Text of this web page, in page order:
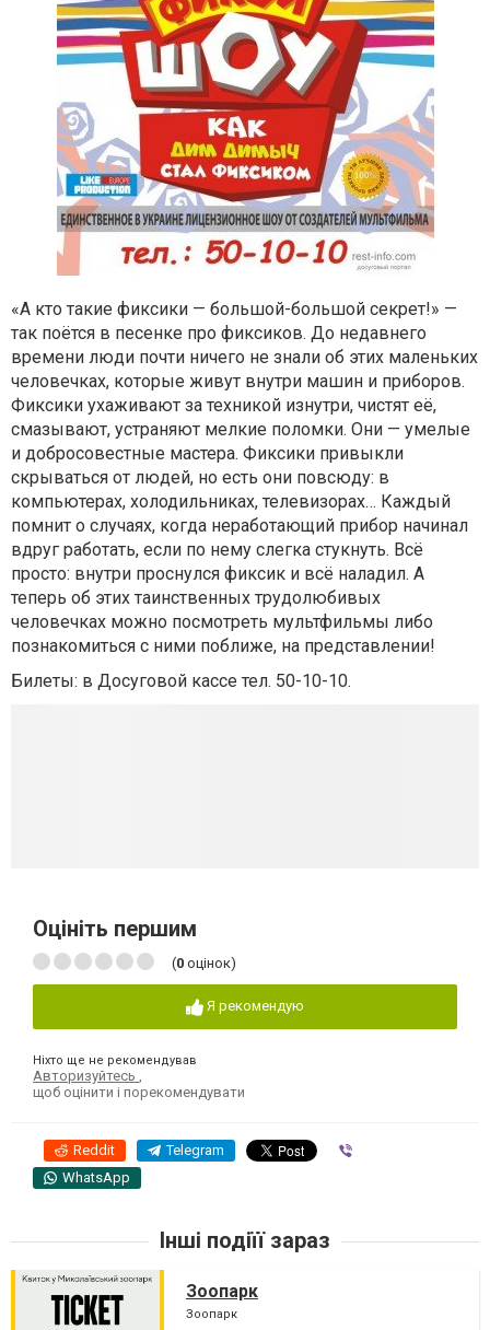
«А кто такие фиксики — большой-большой секрет!» —
так поётся в песенке про фиксиков. До недавнего
времени люди почти ничего не знали об этих маленьких
человечках, которые живут внутри машин и приборов.
Фиксики ухаживают за техникой изнутри, чистят её,
смазывают, устраняют мелкие поломки. Они — умелые
и добросовестные мастера. Фиксики привыкли
скрываться от людей, но есть они повсюду: в
компьютерах, холодильниках, телевизорах… Каждый
помнит о случаях, когда неработающий прибор начинал
вдруг работать, если по нему слегка стукнуть. Всё
просто: внутри проснулся фиксик и всё наладил. А
теперь об этих таинственных трудолюбивых
человечках можно посмотреть мультфильмы либо
познакомиться с ними поближе, на представлении!
Билеты: в Досуговой кассе тел. 50-10-10.
Оцініть першим
(0 оцінок)
Я рекомендую
Ніхто ще не рекомендував
Авторизуйтесь
щоб оцінити і порекомендувати
Reddit Telegram
WhatsApp
Інші подіїї зараз
Зоопарк
Зоопарк